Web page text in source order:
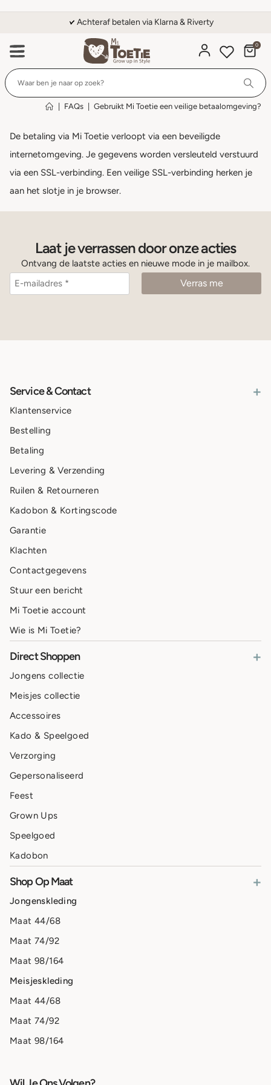
Achteraf betalen via Klarna & Riverty
0
FAQs Gebruikt Mi Toetie een veilige betaalomgeving?
De betaling via Mi Toetie verloopt via een beveiligde
internetomgeving. Je gegevens worden versleuteld verstuurd
via een SSL-verbinding. Een veilige SSL-verbinding herken je
aan het slotje in je browser.
Laat je verrassen door onze acties
Ontvang de laatste acties en nieuwe mode in je mailbox.
Service & Contact +
Klantenservice
Bestelling
Betaling
Levering & Verzending
Ruilen & Retourneren
Kadobon & Kortingscode
Garantie
Klachten
Contactgegevens
Stuur een bericht
Mi Toetie account
Wie is Mi Toetie?
Direct Shoppen +
Jongens collectie
Meisjes collectie
Accessoires
Kado & Speelgoed
Verzorging
Gepersonaliseerd
Feest
Grown Ups
Speelgoed
Kadobon
Shop Op Maat +
Jongenskleding
Maat 44/68
Maat 74/92
Maat 98/164
Meisjeskleding
Maat 44/68
Maat 74/92
Maat 98/164